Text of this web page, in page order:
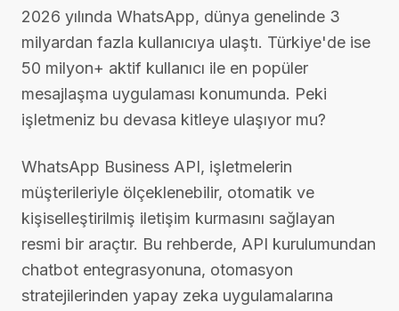
2026 yılında WhatsApp, dünya genelinde 3
milyardan fazla kullanıcıya ulaştı. Türkiye'de ise
50 milyon+ aktif kullanıcı ile en popüler
mesajlaşma uygulaması konumunda. Peki
işletmeniz bu devasa kitleye ulaşıyor mu?
WhatsApp Business API, işletmelerin
müşterileriyle ölçeklenebilir, otomatik ve
kişiselleştirilmiş iletişim kurmasını sağlayan
resmi bir araçtır. Bu rehberde, API kurulumundan
chatbot entegrasyonuna, otomasyon
stratejilerinden yapay zeka uygulamalarına